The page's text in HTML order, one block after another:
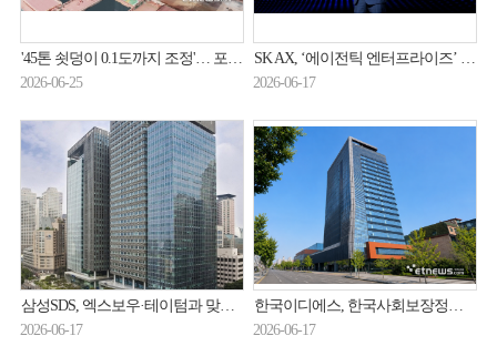
'45톤 쇳덩이 0.1도까지 조정'… 포스코DX, '피지컬 AI'로 제조 자율화 가속
2026-06-25
SK AX, ‘에이전틱 엔터프라이즈’ 시장 공략 나선다
2026-06-17
삼성SDS, 엑스보우·테이텀과 맞손…AI·클라우드 보안 강화
2026-06-17
한국이디에스, 한국사회보장정보원 '2026년 사회보장정보시스템 서비스 확대 및 기능개선 사업' 수주 … 공공 복지 디지털플랫폼 사업 확대
2026-06-17